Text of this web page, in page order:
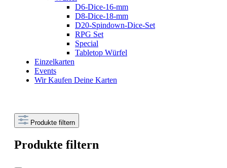
D6-Dice-16-mm
D8-Dice-18-mm
D20-Spindown-Dice-Set
RPG Set
Special
Tabletop Würfel
Einzelkarten
Events
Wir Kaufen Deine Karten
Produkte filtern
Produkte filtern